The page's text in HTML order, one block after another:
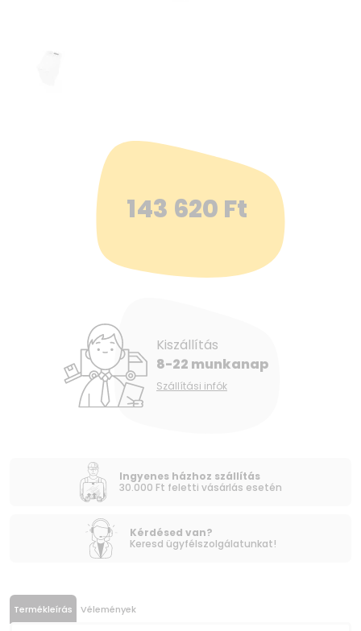
143 620 Ft
Kiszállítás
8-22 munkanap
Szállítási infók
Ingyenes házhoz szállítás
30.000 Ft feletti vásárlás esetén
Kérdésed van?
Keresd ügyfélszolgálatunkat!
Termékleírás Vélemények